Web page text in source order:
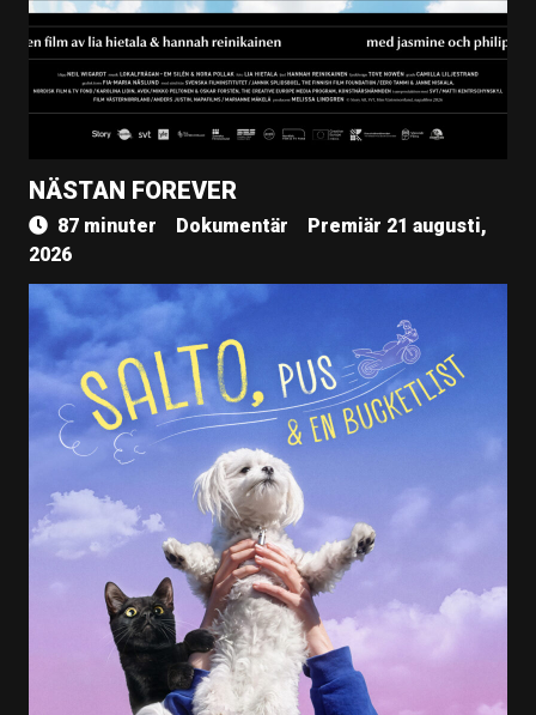
NÄSTAN FOREVER
87 minuter Dokumentär
Premiär 21 augusti,
2026